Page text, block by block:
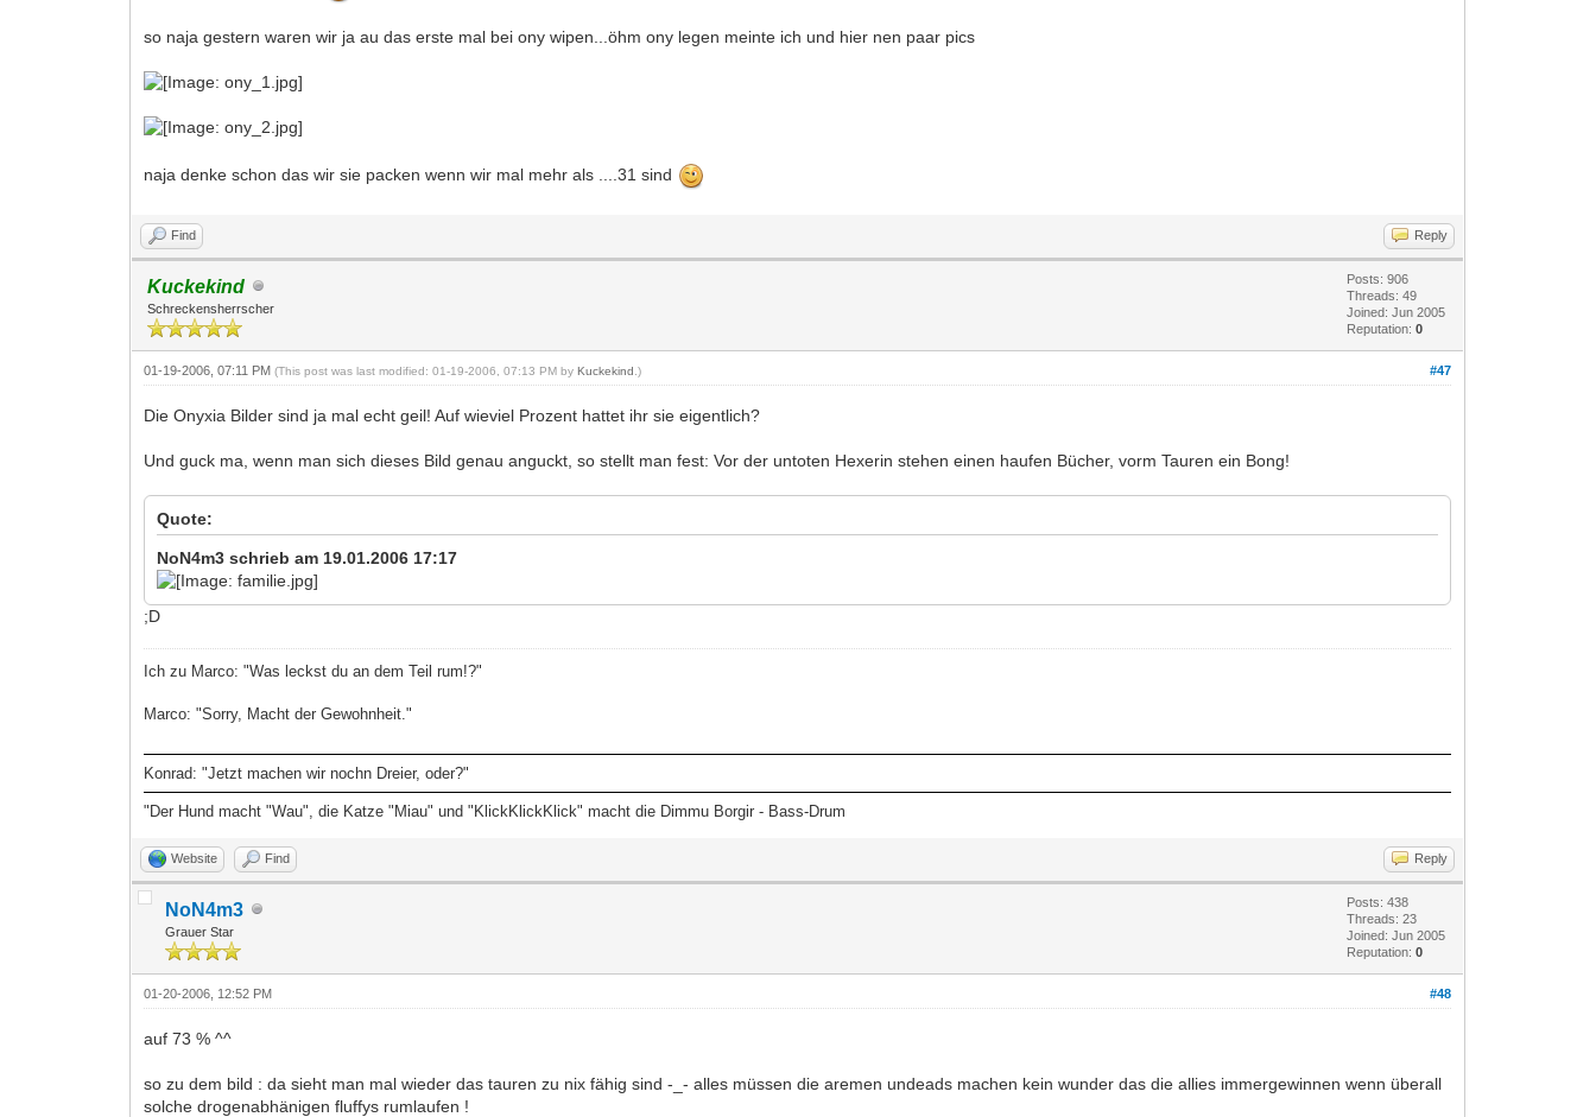
so naja gestern waren wir ja au das erste mal bei ony wipen...öhm ony legen meinte ich und hier nen paar pics
naja denke schon das wir sie packen wenn wir mal mehr als ....31 sind
Find Reply
Kuckekind
Schreckensherrscher
Posts: 906
Threads: 49
Joined: Jun 2005
Reputation:0
#47
01-19-2006, 07:11 PM(This post was last modified: 01-19-2006, 07:13 PM byKuckekind .)
Die Onyxia Bilder sind ja mal echt geil! Auf wieviel Prozent hattet ihr sie eigentlich?
Und guck ma, wenn man sich dieses Bild genau anguckt, so stellt man fest: Vor der untoten Hexerin stehen einen haufen Bücher, vorm Tauren ein Bong!
Quote:
NoN4m3 schrieb am 19.01.2006 17:17
;D
Ich zu Marco: "Was leckst du an dem Teil rum!?"
Marco: "Sorry, Macht der Gewohnheit."
Konrad: "Jetzt machen wir nochn Dreier, oder?"
"Der Hund macht "Wau", die Katze "Miau" und "KlickKlickKlick" macht die Dimmu Borgir - Bass-Drum
Website Find Reply
NoN4m3
Grauer Star
Posts: 438
Threads: 23
Joined: Jun 2005
Reputation:0
#48
01-20-2006, 12:52 PM
auf 73 % ^^
so zu dem bild : da sieht man mal wieder das tauren zu nix fähig sind -_- alles müssen die aremen undeads machen kein wunder das die allies immergewinnen wenn überall
solche drogenabhänigen fluffys rumlaufen !